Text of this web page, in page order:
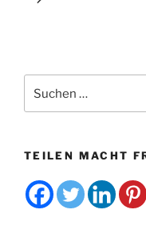
nach:
TEILEN MACHT